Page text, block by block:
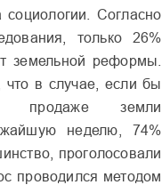
социологии. Согласно
только 26%
земельной реформы.
в случае, если бы
продаже земли
неделю, 74%
проголосовали
проводился методом